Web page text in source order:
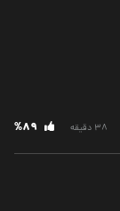
38 دقیقه %89